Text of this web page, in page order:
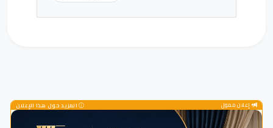
إعلان ممول المزيد حول هذا الإعلان